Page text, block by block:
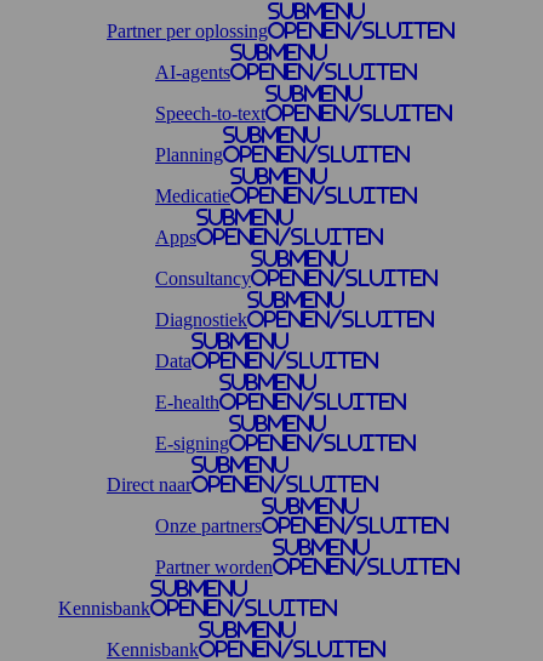
Partner per oplossing
Submenu
openen/sluiten
AI-agents
Submenu
openen/sluiten
Speech-to-text
Submenu
openen/sluiten
Planning
Submenu
openen/sluiten
Medicatie
Submenu
openen/sluiten
Apps
Submenu
openen/sluiten
Consultancy
Submenu
openen/sluiten
Diagnostiek
Submenu
openen/sluiten
Data
Submenu
openen/sluiten
E-health
Submenu
openen/sluiten
E-signing
Submenu
openen/sluiten
Direct naar
Submenu
openen/sluiten
Onze partners
Submenu
openen/sluiten
Partner worden
Submenu
openen/sluiten
Kennisbank
Submenu
openen/sluiten
Kennisbank
Submenu
openen/sluiten